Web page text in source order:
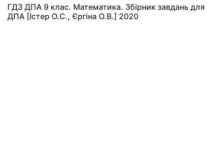
ГДЗ ДПА 9 клас. Математика. Збірник завдань для
ДПА [Істер О.С., Єргіна О.В.] 2020